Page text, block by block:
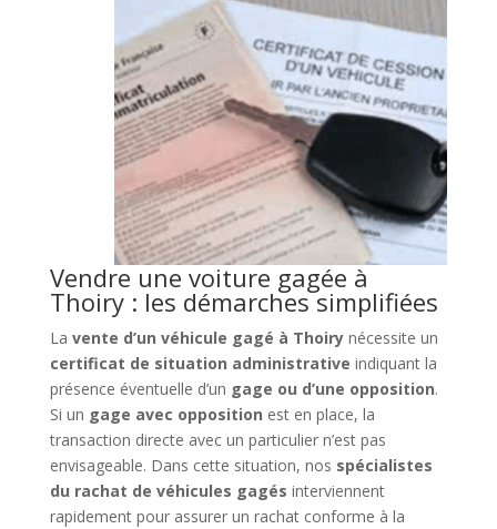
Vendre une voiture gagée à
Thoiry : les démarches simplifiées
La vente d’un véhicule gagé à Thoirynécessite un
certificat de situation administrative indiquant la
présence éventuelle d’un gage ou d’une opposition.
Si un gage avec opposition est en place, la
transaction directe avec un particulier n’est pas
envisageable. Dans cette situation, nos spécialistes
du rachat de véhicules gagés interviennent
rapidement pour assurer un rachat conforme à la